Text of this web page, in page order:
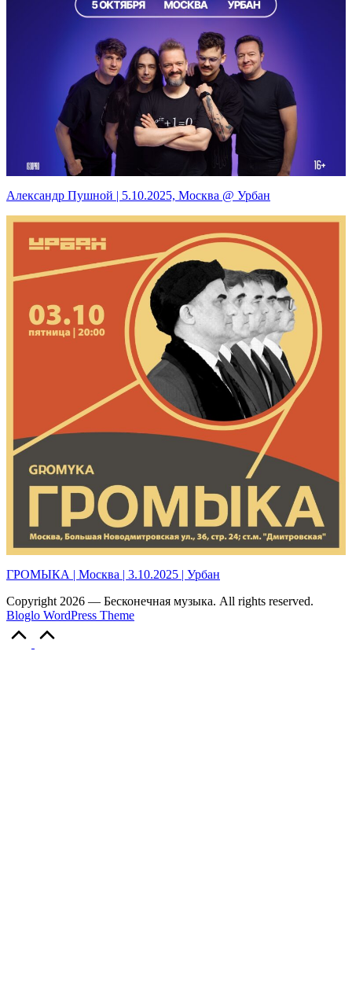
Александр Пушной | 5.10.2025, Москва @ Урбан
ГРОМЫКА | Москва | 3.10.2025 | Урбан
Copyright 2026 — Бесконечная музыка. All rights reserved.
Bloglo WordPress Theme